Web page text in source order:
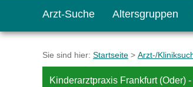
Arzt-Suche Altersgruppen
Sie sind hier: Startseite > Arzt-/
Kinderarztpraxis Frankfurt (Oder)